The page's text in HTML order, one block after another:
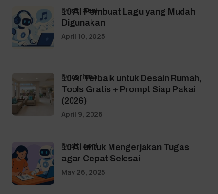
10 AI Pembuat Lagu yang Mudah
Digunakan
bysiti aeni
April 10, 2025
10 AI Terbaik untuk Desain Rumah,
Tools Gratis + Prompt Siap Pakai
(2026)
bycoriena
April 9, 2026
10 AI untuk Mengerjakan Tugas
agar Cepat Selesai
bysiti aeni
May 26, 2025